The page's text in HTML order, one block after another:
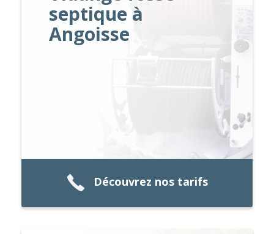
septique à
Angoisse
Découvrez nos tarifs